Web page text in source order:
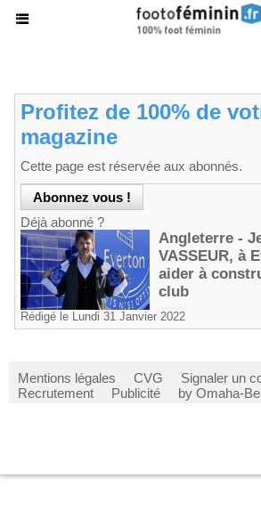
Profitez de 100% de
magazine
Cette page est réservée aux abonnés.
Déjà abonné ?
Angleterre -
VASSEUR, à
aider à
club
Rédigé le Lundi 31 Janvier 2022
Mentions légales CVG
Signaler un
Recrutement
Publicité by Omaha-